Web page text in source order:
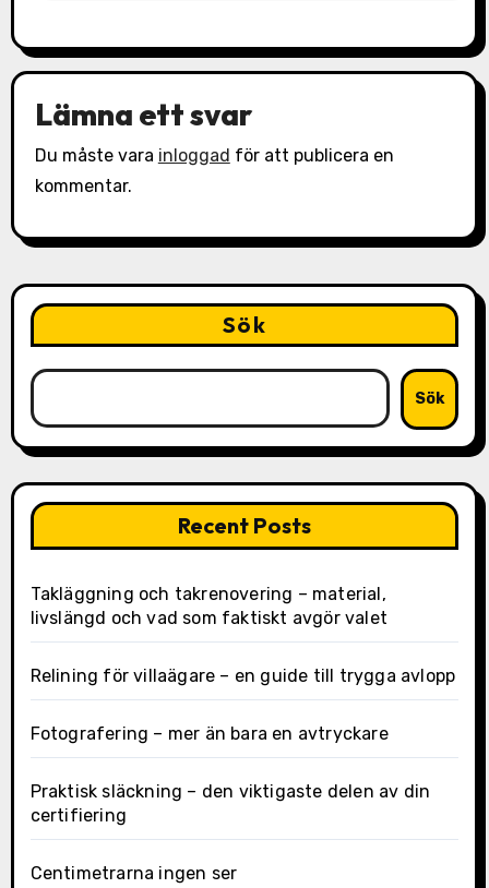
Lämna ett svar
Du måste vara inloggad för att publicera en
kommentar.
Sök
Sök
Recent Posts
Takläggning och takrenovering – material,
livslängd och vad som faktiskt avgör valet
Relining för villaägare – en guide till trygga avlopp
Fotografering – mer än bara en avtryckare
Praktisk släckning – den viktigaste delen av din
certifiering
Centimetrarna ingen ser